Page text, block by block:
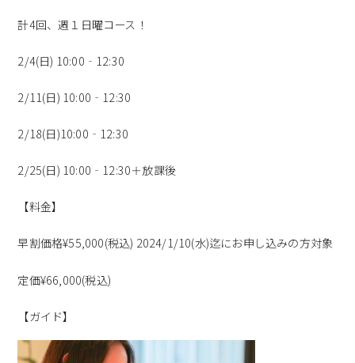
計4回、週１日曜コース！
2/4(日) 10:00‐12:30
2/11(日) 10:00‐12:30
2/18(日)10:00‐12:30
2/25(日) 10:00‐12:30＋放課後
【料金】
早割価格¥55,000(税込) 2024/1/10(水)迄にお申し込みの方対象
定価¥66,000(税込)
【ガイド】